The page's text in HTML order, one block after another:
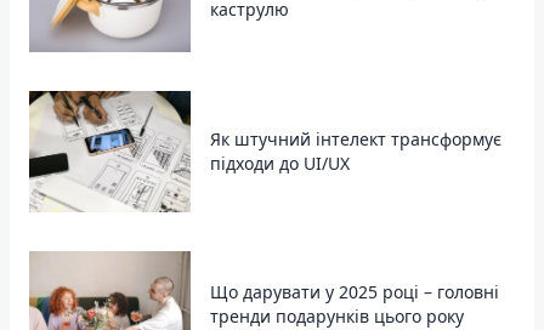
каструлю
Як штучний інтелект трансформує
підходи до UI/UX
Що дарувати у 2025 році – головні
тренди подарунків цього року